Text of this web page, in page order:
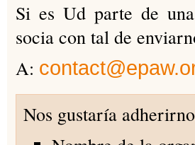
Si es Ud parte de
socia con tal de
A:
Nos gustaría